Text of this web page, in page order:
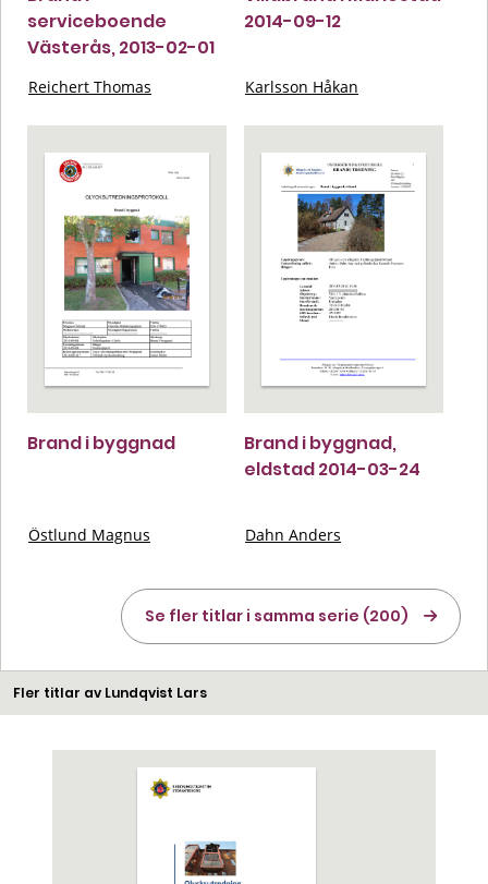
serviceboende
Västerås, 2013-02-01
Reichert Thomas
2014-09-12
Karlsson Håkan
Brand i byggnad
Östlund Magnus
Brand i byggnad,
eldstad 2014-03-24
Dahn Anders
Se fler titlar i samma serie (200)
Fler titlar av Lundqvist Lars